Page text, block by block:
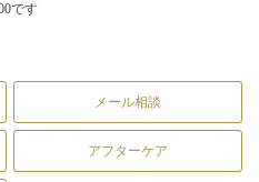
です
メール相談
アフターケア